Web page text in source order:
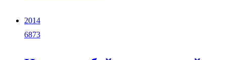
2014
6873